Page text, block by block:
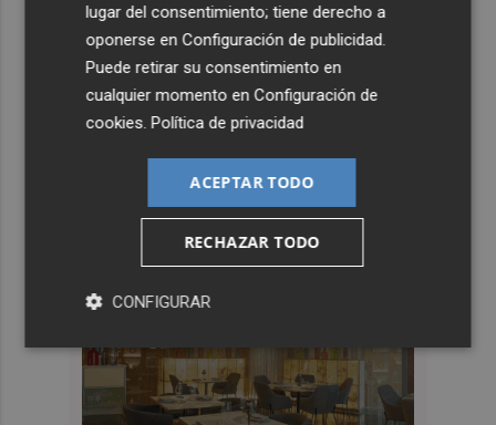
lugar del consentimiento; tiene derecho a
oponerse enConfiguración de publicidad
Puede retirar su consentimiento en
cualquier momento enConfiguración de
cookies .Política de privacidad
ACEPTAR TODO
RECHAZAR TODO
CONFIGURAR